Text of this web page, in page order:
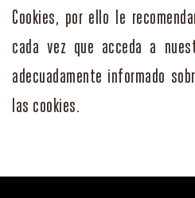
Cookies, por ello le
cada vez que acceda a
adecuadamente informado
las cookies.